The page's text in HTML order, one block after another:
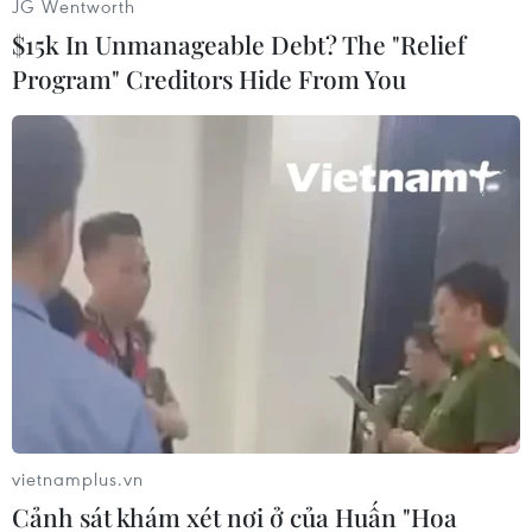
đông./.
(TTXVN/Vietnam+)
JG Wentworth
$15k In Unmanageable Debt? The "Relief
Program" Creditors Hide From You
vietnamplus.vn
Cảnh sát khám xét nơi ở của Huấn "Hoa